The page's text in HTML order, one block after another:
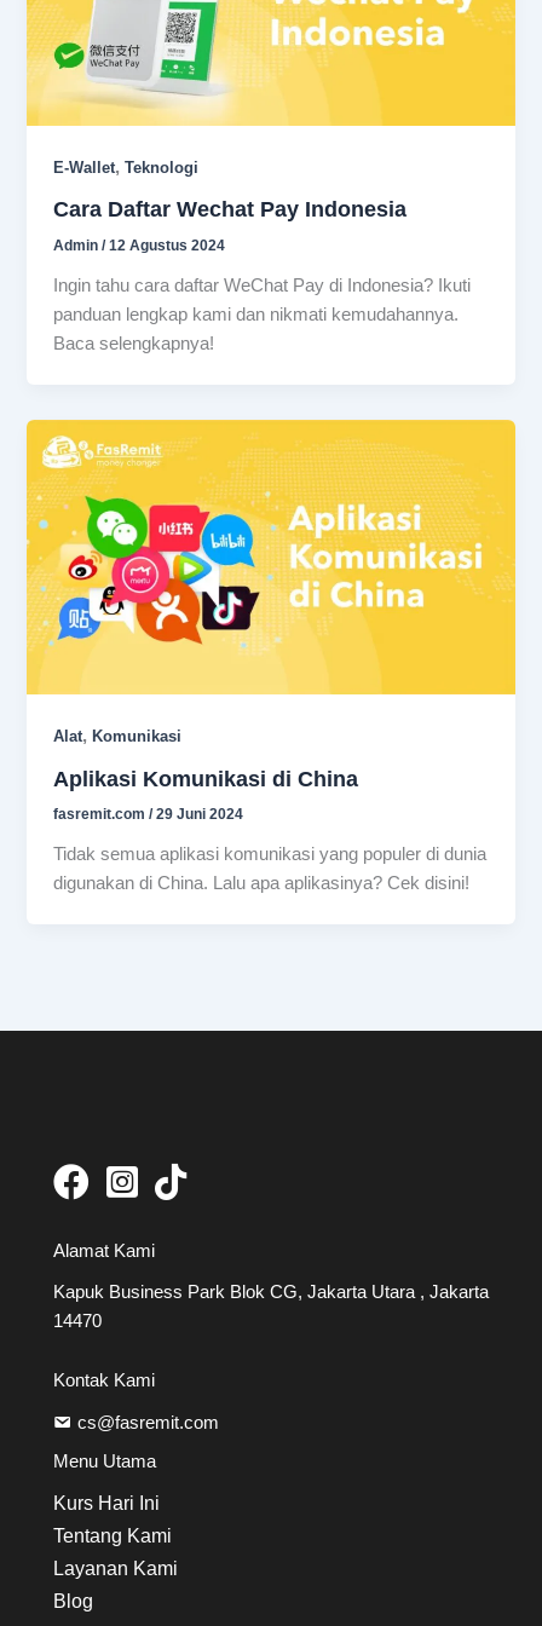
E-Wallet,Teknologi
Cara Daftar Wechat Pay Indonesia
Admin/12 Agustus 2024
Ingin tahu cara daftar WeChat Pay di Indonesia? Ikuti
panduan lengkap kami dan nikmati kemudahannya.
Baca selengkapnya!
Alat,Komunikasi
Aplikasi Komunikasi di China
fasremit.com/29 Juni 2024
Tidak semua aplikasi komunikasi yang populer di dunia
digunakan di China. Lalu apa aplikasinya? Cek disini!
Alamat Kami
Kapuk Business Park Blok CG, Jakarta Utara , Jakarta
14470
Kontak Kami
cs@fasremit.com
Menu Utama
Kurs Hari Ini
Tentang Kami
Layanan Kami
Blog